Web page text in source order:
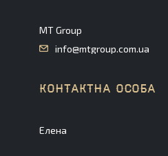
MT Group
info@mtgroup.com.ua
Елена